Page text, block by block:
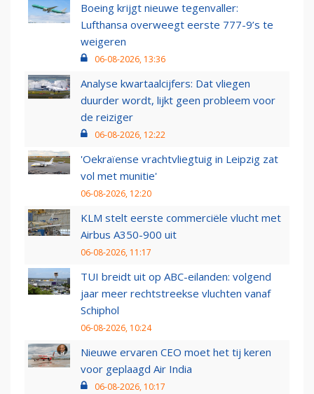
Boeing krijgt nieuwe tegenvaller:
Lufthansa overweegt eerste 777-9’s te
weigeren
06-08-2026, 13:36
Analyse kwartaalcijfers: Dat vliegen
duurder wordt, lijkt geen probleem voor
de reiziger
06-08-2026, 12:22
'Oekraïense vrachtvliegtuig in Leipzig zat
vol met munitie'
06-08-2026, 12:20
KLM stelt eerste commerciële vlucht met
Airbus A350-900 uit
06-08-2026, 11:17
TUI breidt uit op ABC-eilanden: volgend
jaar meer rechtstreekse vluchten vanaf
Schiphol
06-08-2026, 10:24
Nieuwe ervaren CEO moet het tij keren
voor geplaagd Air India
06-08-2026, 10:17